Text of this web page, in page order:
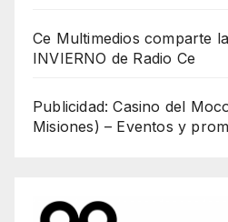
Ce Multimedios comparte
INVIERNO de Radio Ce
Publicidad: Casino del
Misiones) – Eventos y